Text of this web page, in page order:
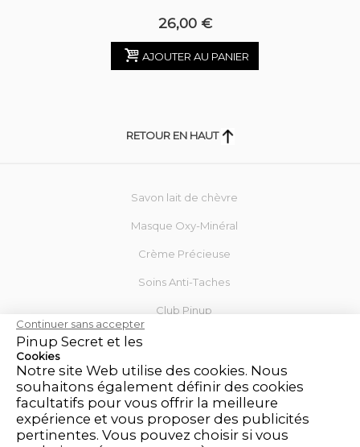
Continuer sans accepter
Pinup Secret et les
Cookies
Notre site Web utilise des cookies. Nous
souhaitons également définir des cookies
facultatifs pour vous offrir la meilleure
expérience et vous proposer des publicités
pertinentes. Vous pouvez choisir si vous
26,00 €
AJOUTER AU PANIER
RETOUR EN HAUT
Savon lait de chèvre
Masque Oxy-Minéral
Crème Précieuse
Soins Anti-Taches
Club Pinup
Mon Compte
Contactez-nous
Mentions légales